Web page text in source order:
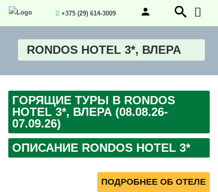
+375 (29) 614-3009
RONDOS HOTEL 3*, ВЛЕРА
ГОРЯЩИЕ ТУРЫ В RONDOS
HOTEL 3*, ВЛЕРА (08.08.26-
07.09.26)
ОПИСАНИЕ RONDOS HOTEL 3*
ПОДРОБНЕЕ ОБ ОТЕЛЕ